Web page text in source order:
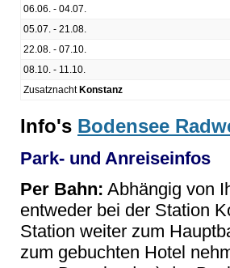
06.06. - 04.07.
05.07. - 21.08.
22.08. - 07.10.
08.10. - 11.10.
Zusatznacht Konstanz
Info's Bodensee
Park- und Anreiseinfos
Per Bahn: Abhängig von
entweder bei der Station
Station weiter zum
zum gebuchten Hotel